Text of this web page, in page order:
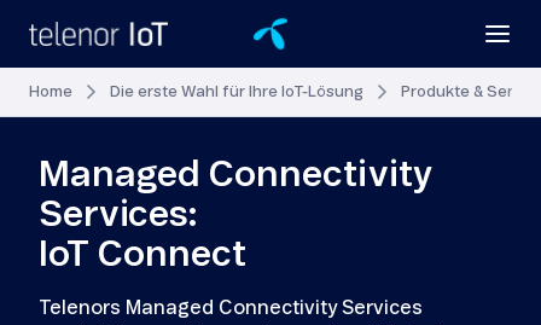
Home Die erste Wahl für Ihre IoT-Lösung Produkte &
Managed Connectivity
Services:
IoT Connect
Telenors Managed Connectivity Services